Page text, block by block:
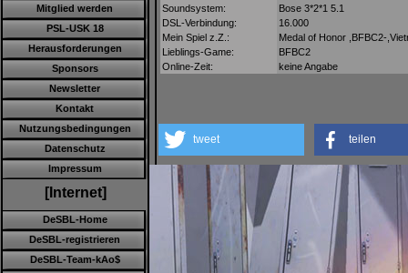
Mitglied werden
PSL-USK 18
Herausforderungen
Sponsors
Newsletter
Kontakt
Nutzungsbedingungen
Datenschutz
Impressum
[Internet]
DeSBL-Home
DeSBL-registrieren
DeSBL-Team-kAo$
Soundsystem:
Bose 3*2*1 5.1
DSL-Verbindung:
16.000
Mein Spiel z.Z.:
Medal of Honor ,BFBC2-
Lieblings-Game:
BFBC2
Online-Zeit:
keine Angabe
tweet teilen